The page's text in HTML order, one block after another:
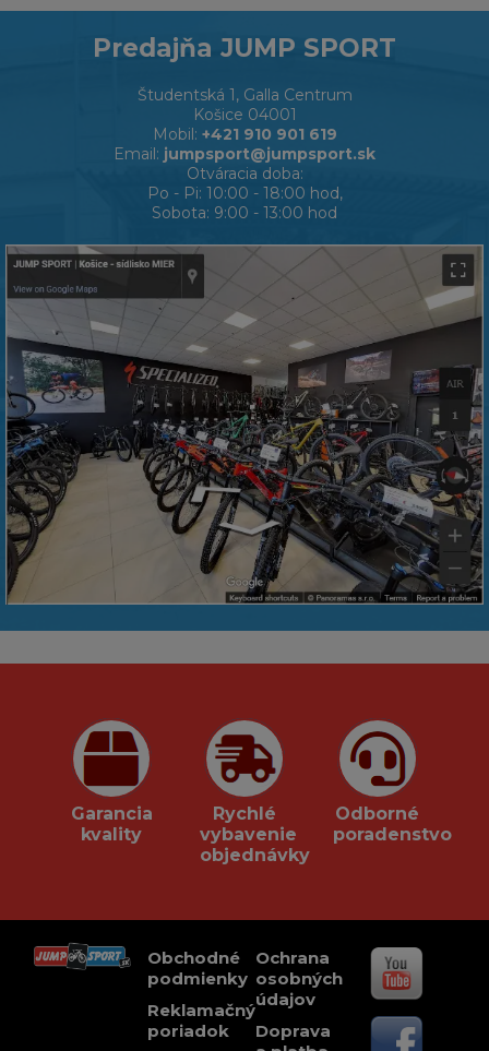
Predajňa JUMP SPORT
Študentská 1, Galla Centrum
Košice 04001
Mobil: +421 910 901 619
Email: jumpsport@jumpsport.sk
Otváracia doba:
Po - Pi: 10:00 - 18:00 hod,
Sobota: 9:00 - 13:00 hod
Garancia
kvality
Rychlé
vybavenie
objednávky
Odborné
poradenstvo
Obchodné
podmienky
Reklamačný
poriadok
Ochrana
osobných
údajov
Doprava